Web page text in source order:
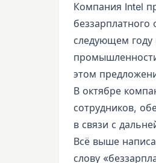
Компания Intel
следующем году
этом
В октябре
сотрудников,
в связи с
Всё выше
слову